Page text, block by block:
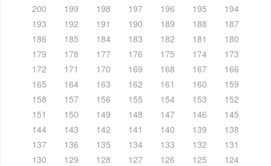
200
199 198 197 196 195
194
193
192 191 190 189 188
187
186
185 184 183 182 181
180
179
178 177 176 175 174
173
172
171 170 169 168 167
166
165
164 163 162 161 160
159
158
157 156 155 154 153
152
151
150 149 148 147 146
145
144
143 142 141 140 139
138
137
136 135 134 133 132
131
130
129 128 127 126 125
124